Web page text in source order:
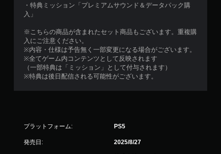
・特典ミッション「プレミアムサウンド＆データパック購
入」
※こちらの商品が含まれたセット商品もございます。重複購
入にご注意ください。
※内容・仕様は予告無く一部変更になる場合がございます。
※全てゲーム内コンテンツとして反映されます
（一部特典は「ミッション」として付与されます）
※特典は後日配信される可能性がございます。
プラットフォーム: PS5
発売日: 2025/8/27